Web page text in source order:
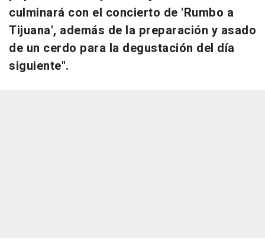
culminará con el concierto de 'Rumbo a
Tijuana', además de la preparación y asado
de un cerdo para la degustación del día
siguiente".